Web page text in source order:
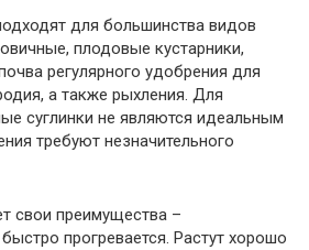
для большинства видов
плодовые кустарники,
регулярного удобрения для
а также рыхления. Для
суглинки не являются идеальным
требуют незначительного
свои преимущества –
прогревается. Растут хорошо